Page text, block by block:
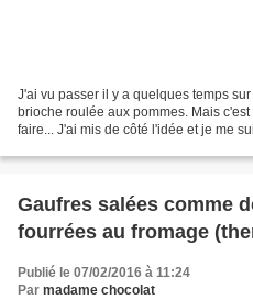
J'ai vu passer il y a quelques temps
brioche roulée aux pommes. Mais
faire... J'ai mis de côté l'idée et je me
Gaufres salées comme
fourrées au fromage
Publié le 07/02/2016 à 11:24
Par madame chocolat